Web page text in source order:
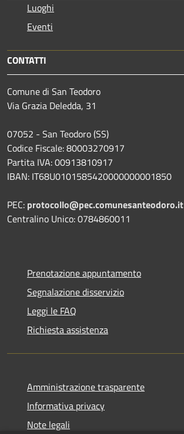
Luoghi
Eventi
CONTATTI
Comune di San Teodoro
Via Grazia Deledda, 31
07052 - San Teodoro (SS)
Codice Fiscale: 80003270917
Partita IVA: 00913810917
IBAN: IT68U0101585420000000001850
PEC: protocollo@pec.comunesanteodoro.it
Centralino Unico: 0784860011
Prenotazione appuntamento
Segnalazione disservizio
Leggi le FAQ
Richiesta assistenza
Amministrazione trasparente
Informativa privacy
Note legali